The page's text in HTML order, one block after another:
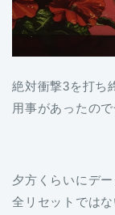
絶対衝撃3を打ち
用事があったの
夕方くらいにデー
全リセットではな